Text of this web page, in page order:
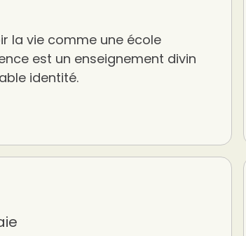
la vie comme une école
est un enseignement divin
identité.